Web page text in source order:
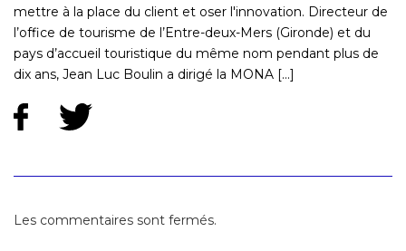
mettre à la place du client et oser l'innovation. Directeur de
l’office de tourisme de l’Entre-deux-Mers (Gironde) et du
pays d’accueil touristique du même nom pendant plus de
dix ans, Jean Luc Boulin a dirigé la MONA [...]
Les commentaires sont fermés.